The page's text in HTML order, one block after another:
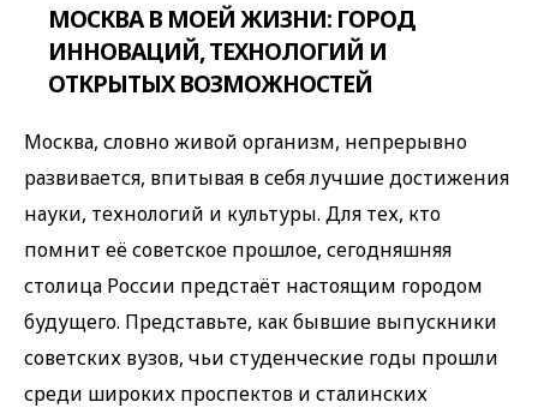
МОСКВА В МОЕЙ ЖИЗНИ: ГОРОД
ИННОВАЦИЙ, ТЕХНОЛОГИЙ И
ОТКРЫТЫХ ВОЗМОЖНОСТЕЙ
Москва, словно живой организм, непрерывно
развивается, впитывая в себя лучшие достижения
науки, технологий и культуры. Для тех, кто
помнит её советское прошлое, сегодняшняя
столица России предстаёт настоящим городом
будущего. Представьте, как бывшие выпускники
советских вузов, чьи студенческие годы прошли
среди широких проспектов и сталинских